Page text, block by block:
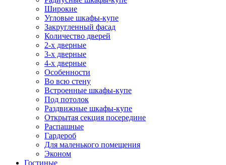
Широкие
Угловые шкафы-купе
Закругленный фасад
Количество дверей
2-х дверные
3-х дверные
4-х дверные
Особенности
Во всю стену
Встроенные шкафы-купе
Под потолок
Раздвижные шкафы-купе
Открытая секция посередине
Распашные
Гардероб
Для маленького помещения
Эконом
Гостиные